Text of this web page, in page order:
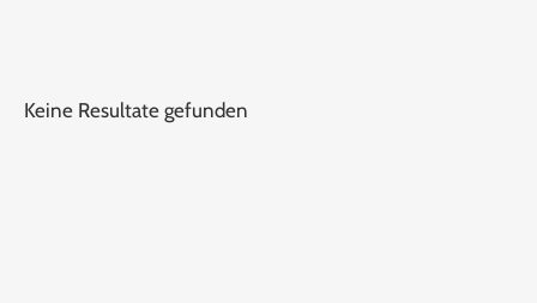
Keine Resultate gefunden